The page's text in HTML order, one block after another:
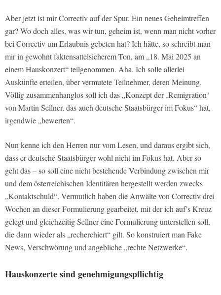
Aber jetzt ist mir Correctiv auf der Spur. Ein neues Geheimtreffen
gar? Wo doch alles, was wir tun, geheim ist, wenn man nicht vorher
bei Correctiv um Erlaubnis gebeten hat? Ich hätte, so schreibt man
mir in gewohnt faktensattelsicherem Ton, am „18. Mai 2025 an
einem Hauskonzert“ teilgenommen. Aha. Ich solle allerlei
Auskünfte erteilen, über vermutete Teilnehmer, deren Meinung.
Völlig zusammenhanglos soll ich das „Konzept der ‚Remigration‘
von Martin Sellner, das auch deutsche Staatsbürger im Fokus“ hat,
irgendwie „bewerten“.
Nun kenne ich den Herren nur vom Lesen, und daraus ergibt sich,
dass er deutsche Staatsbürger wohl nicht im Fokus hat. Aber so
geht das – so soll eine nicht bestehende Verbindung zwischen mir
und dem österreichischen Identitären hergestellt werden zwecks
„Kontaktschuld“. Vermutlich haben die Anwälte von Correctiv drei
Wochen an dieser Formulierung gearbeitet, mit der ich auf’s Kreuz
gelegt und gleichzeitig Sellner eine Formulierung unterstellen soll,
die dann wieder als „recherchiert“ gilt. So konstruiert man Fake
News, Verschwörung und angebliche „rechte Netzwerke“.
Hauskonzerte sind genehmigungspflichtig